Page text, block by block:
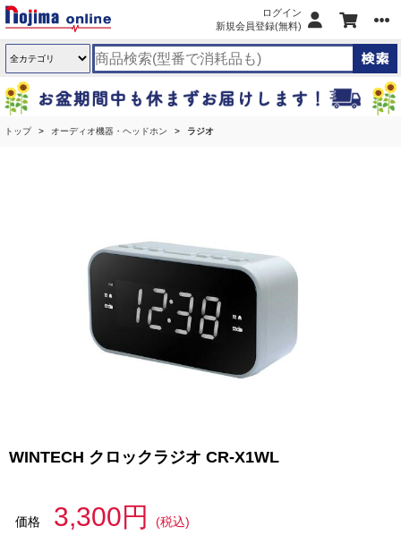
ログイン
新規会員登録(無料)
トップ オーディオ機器・ヘッドホン ラジオ
WINTECH クロックラジオ CR-X1WL
価格 3,300円
(税込)